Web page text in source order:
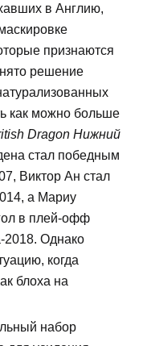
в Англию,
признаются
решение
как можно больше
Dragon Нижний
стал победным
Виктор Ан стал
а Мариу
в плей-офф
2018. Однако
когда
блоха на
набор